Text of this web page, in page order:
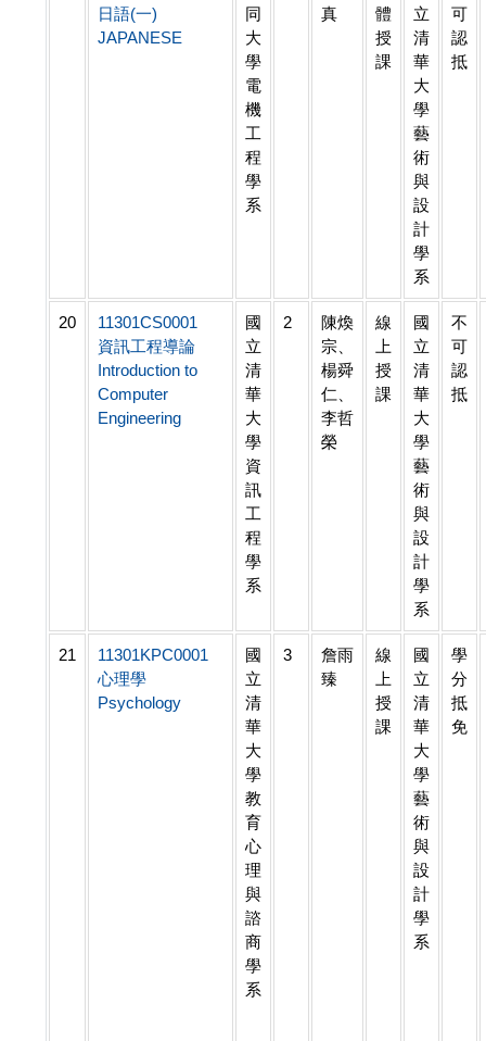
日語(一)
JAPANESE
同
大
學
電
機
工
程
學
系
真
體
授
課
立
清
華
大
學
藝
術
與
設
計
學
系
可
認
抵
20
11301CS0001
資訊工程導論
Introduction to
Computer
Engineering
國
立
清
華
大
學
資
訊
工
程
學
系
2
陳煥
宗、
楊舜
仁、
李哲
榮
線
上
授
課
國
立
清
華
大
學
藝
術
與
設
計
學
系
不
可
認
抵
21
11301KPC0001
心理學
Psychology
國
立
清
華
大
學
教
育
心
理
與
諮
商
學
系
3
詹雨
臻
線
上
授
課
國
立
清
華
大
學
藝
術
與
設
計
學
系
學
分
抵
免